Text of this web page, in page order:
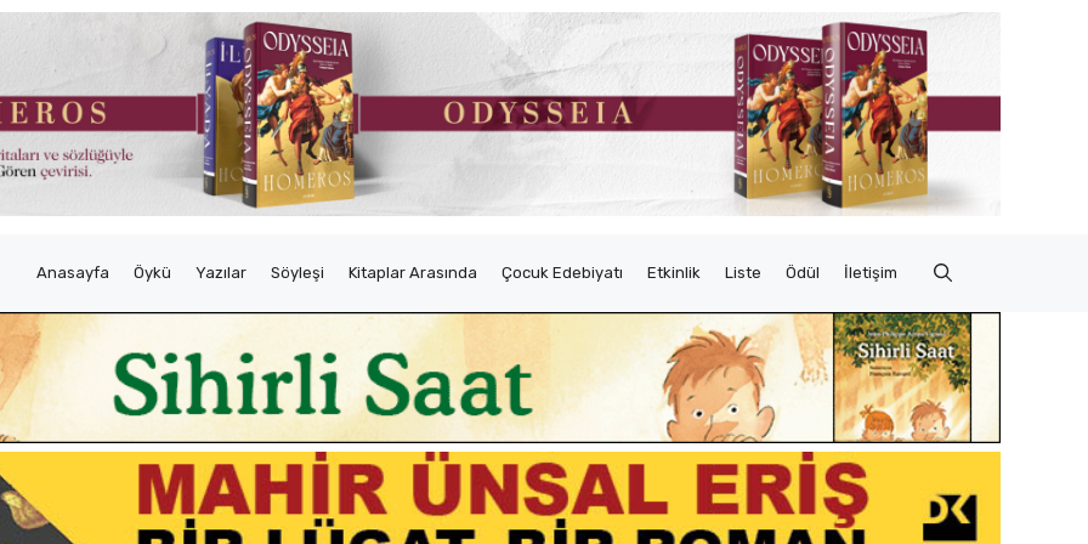
Anasayfa Öykü Yazılar Söyleşi Kitaplar Arasında Çocuk Edebiyatı Etkinlik Liste Ödül İletişim